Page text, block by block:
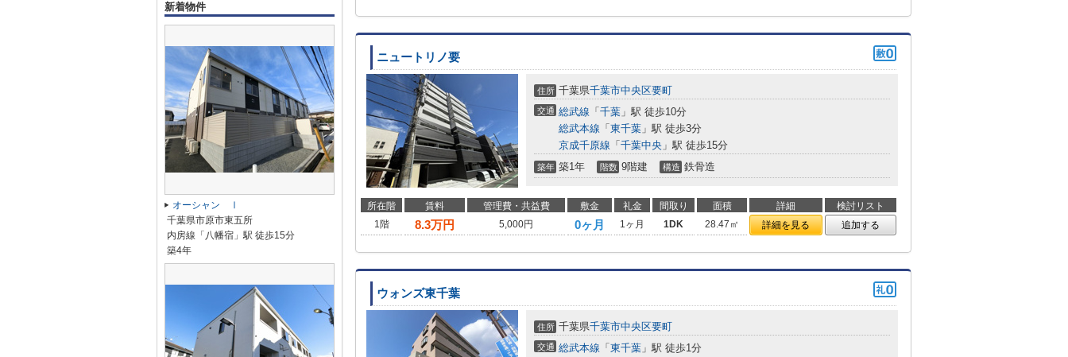
ニュートリノ要
住所 千葉県千葉市中央区要町
交通 総武線 「 千葉 」駅 徒歩10分
総武本線 「 東千葉 」駅 徒歩3分
京成千原線 「 千葉中央 」駅 徒歩15分
築年 築1年 階数 9階建 構造 鉄骨造
所在階 賃料 管理費・共益費 敷金 礼金 間取り 面積 詳細
検討リスト
1階
8.3万円 5,000円 0ヶ月 1ヶ月 1DK 28.47㎡ 詳細を見る 追加する
ウォンズ東千葉
住所 千葉県千葉市中央区要町
交通 総武本線 「 東千葉 」駅 徒歩1分
新着物件
オーシャン Ⅰ
千葉県市原市東五所
内房線「八幡宿」駅 徒歩15分
築4年